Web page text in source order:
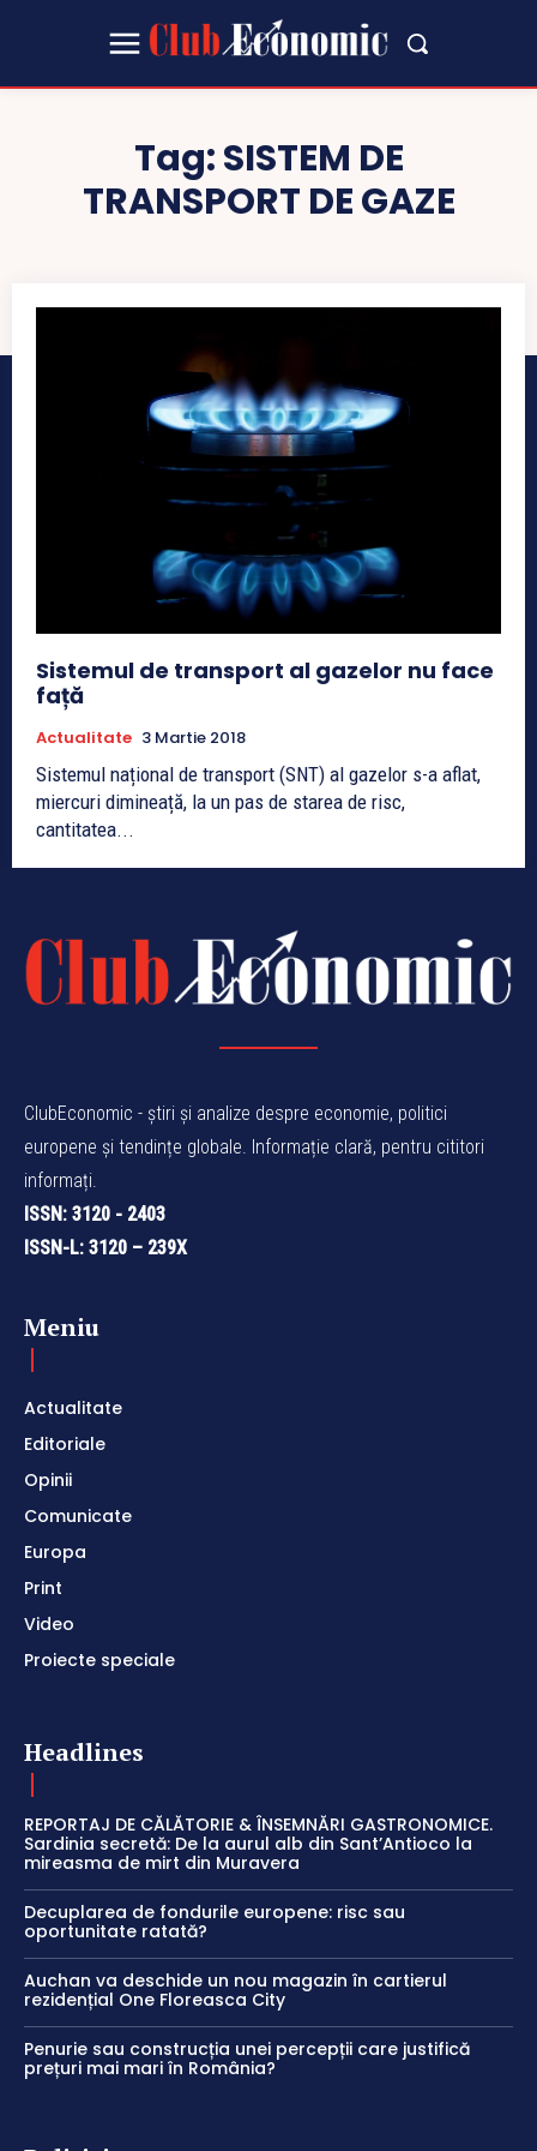
Tag:SISTEM DE
TRANSPORT DE GAZE
Sistemul de transport al gazelor nu face
față
Actualitate 3 Martie 2018
Sistemul național de transport (SNT) al gazelor s-a aflat,
miercuri dimineață, la un pas de starea de risc,
cantitatea...
ClubEconomic - știri și analize despre economie, politici
europene și tendințe globale. Informație clară, pentru cititori
informați.
ISSN: 3120 - 2403
ISSN-L: 3120 – 239X
Meniu
Actualitate
Editoriale
Opinii
Comunicate
Europa
Print
Video
Proiecte speciale
Headlines
REPORTAJ DE CĂLĂTORIE & ÎNSEMNĂRI GASTRONOMICE.
Sardinia secretă: De la aurul alb din Sant’Antioco la
mireasma de mirt din Muravera
Decuplarea de fondurile europene: risc sau
oportunitate ratată?
Auchan va deschide un nou magazin în cartierul
rezidențial One Floreasca City
Penurie sau construcția unei percepții care justifică
prețuri mai mari în România?